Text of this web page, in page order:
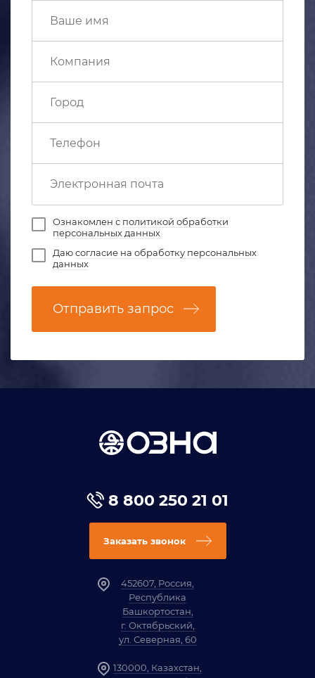
Ознакомлен с политикой обработки
персональных данных
Даюсогласие на обработку персональных
данных
Отправить запрос
8 800 250 21 01
Заказать звонок
452607, Россия,
Республика
Башкортостан,
г. Октябрьский,
ул. Северная, 60
130000, Казахстан,